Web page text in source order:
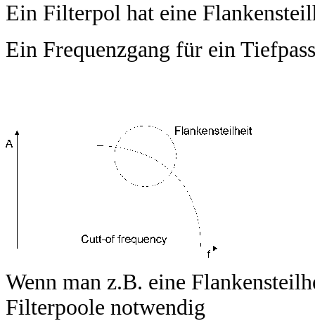
Ein Filterpol hat eine
Ein Frequenzgang für ein
Wenn man z.B. eine
Filterpoole notwendig